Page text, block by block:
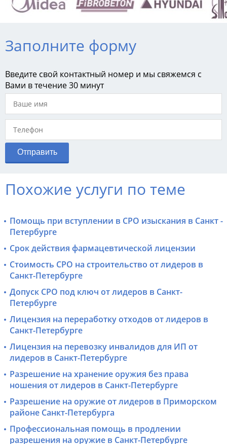
Заполните форму
Введите свой контактный номер и мы свяжемся с
Вами в течение 30 минут
Похожие услуги по теме
Помощь при вступлении в СРО изыскания в Санкт -
Петербурге
Срок действия фармацевтической лицензии
Стоимость СРО на строительство от лидеров в
Санкт-Петербурге
Допуск СРО под ключ от лидеров в Санкт-
Петербурге
Лицензия на переработку отходов от лидеров в
Санкт-Петербурге
Лицензия на перевозку инвалидов для ИП от
лидеров в Санкт-Петербурге
Разрешение на хранение оружия без права
ношения от лидеров в Санкт-Петербурге
Разрешение на оружие от лидеров в Приморском
районе Санкт-Петербурга
Профессиональная помощь в продлении
разрешения на оружие в Санкт-Петербурге